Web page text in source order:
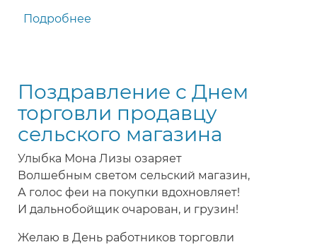
Подробнее
работников
торговли
-
с
Днем
продавца
Поздравление с Днем
торговли продавцу
сельского магазина
Улыбка Мона Лизы озаряет
Волшебным светом сельский магазин,
А голос феи на покупки вдохновляет!
И дальнобойщик очарован, и грузин!
Желаю в День работников торговли